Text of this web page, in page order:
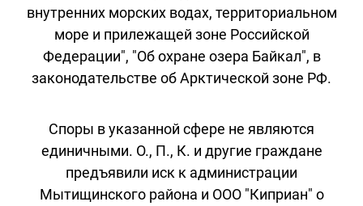
внутренних морских водах, территориальном
море и прилежащей зоне Российской
Федерации", "Об охране озера Байкал", в
законодательстве об Арктической зоне РФ.
Споры в указанной сфере не являются
единичными. О., П., К. и другие граждане
предъявили иск к администрации
Мытищинского района и ООО "Киприан" о